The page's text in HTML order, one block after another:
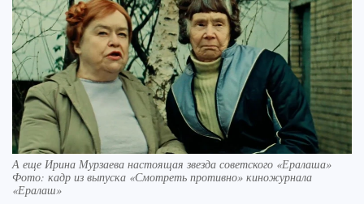
А еще Ирина Мурзаева настоящая звезда советского «Ералаша»
Фото: кадр из выпуска «Смотреть противно» киножурнала
«Ералаш»